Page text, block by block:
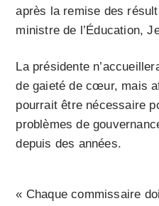
après la remise des
ministre de l’Éducation,
La présidente
de gaieté de cœur, mais
pourrait être nécessaire
problèmes de
depuis des années.
« Chaque commissaire